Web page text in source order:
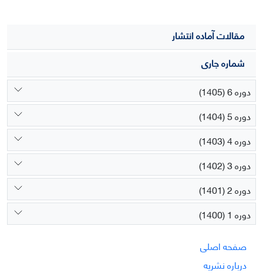
مقالات آماده انتشار
شماره جاری
دوره 6 (1405)
دوره 5 (1404)
دوره 4 (1403)
دوره 3 (1402)
دوره 2 (1401)
دوره 1 (1400)
صفحه اصلی
درباره نشریه